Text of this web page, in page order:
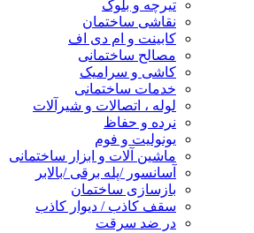
تیرچه و بلوک
نقاشی ساختمان
کابینت و ام دی اف
مصالح ساختمانی
کاشی و سرامیک
خدمات ساختمانی
لوله ، اتصالات و شیرآلات
نرده و حفاظ
یونولیت و فوم
ماشین آلات و ابزار ساختمانی
آسانسور /پله برقی /بالابر
بازسازی ساختمان
سقف کاذب / دیوار کاذب
در ضد سرقت